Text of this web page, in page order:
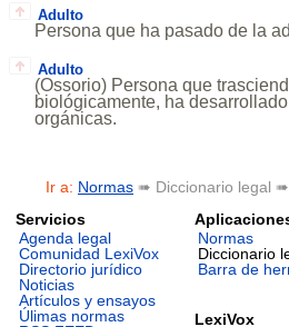
Adulto
Persona que ha pasado de la
Adulto
(Ossorio) Persona que
biológicamente, ha
orgánicas.
Ir a: Normas ➠ Diccionario legal ➠
Servicios
Agenda legal
Comunidad LexiVox
Directorio jurídico
Noticias
Artículos y ensayos
Úlimas normas
Normas
Diccionario
Barra de
LexiVox